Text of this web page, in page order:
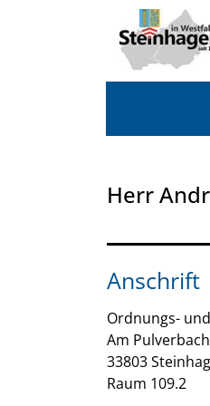
Zum Hauptinhalt springen
Herr
Anschrift
Ordnungs-
Am Pulverbach
33803
Raum 109.2